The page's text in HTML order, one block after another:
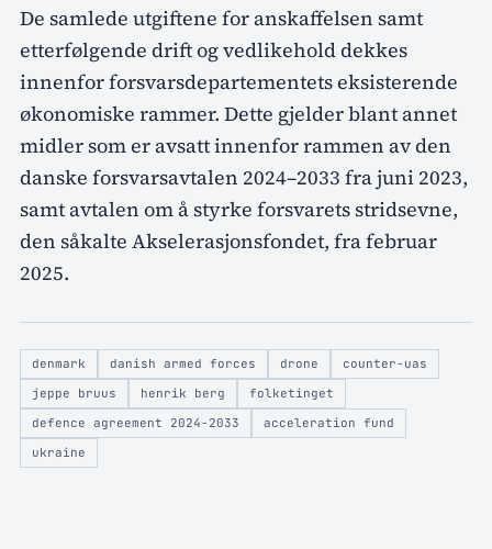
De samlede utgiftene for anskaffelsen samt
etterfølgende drift og vedlikehold dekkes
innenfor forsvarsdepartementets eksisterende
økonomiske rammer. Dette gjelder blant annet
midler som er avsatt innenfor rammen av den
danske forsvarsavtalen 2024–2033 fra juni 2023,
samt avtalen om å styrke forsvarets stridsevne,
den såkalte Akselerasjonsfondet, fra februar
2025.
denmark danish armed forces drone
counter-uas
jeppe bruus
henrik berg
folketinget
defence agreement 2024-2033
acceleration fund
ukraine